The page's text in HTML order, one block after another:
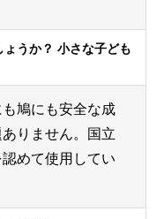
うか？ 小さな子ども
鳩にも安全な成
りません。国立
めて使用してい